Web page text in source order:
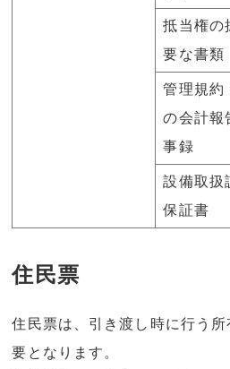
抵当権の
要な書類
管理規約
の会計報
事録
設備取扱
保証書
住民票
住民票は、引き渡し時に行う
要となります。